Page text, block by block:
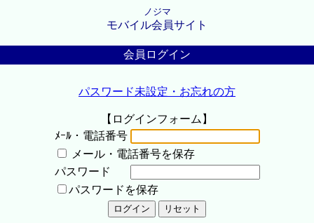
ノジマ
モバイル会員サイト
会員ログイン
パスワード未設定・お忘れの方
【ログインフォーム】
ﾒｰﾙ・電話番号
メール・電話番号を保存
パスワード
パスワードを保存